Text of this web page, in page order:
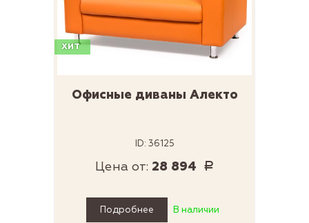
ХИТ
Офисные диваны Алекто
ID: 36125
Цена от: 28 894 Р
Подробнее В наличии